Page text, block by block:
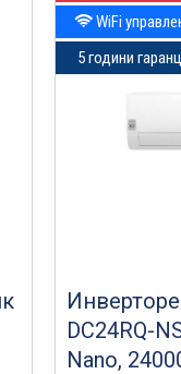
WiFi
5 години
DC24RQ-
Nano,